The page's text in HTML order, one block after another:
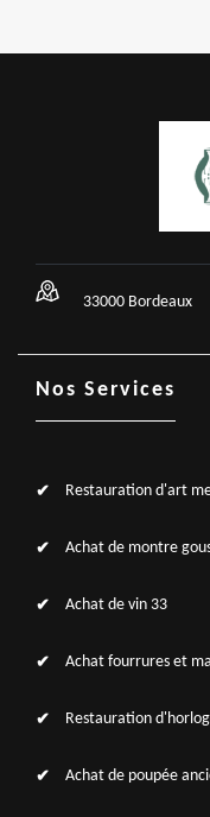
33000 Bordeaux
Nos Services
Restauration d'art
Achat de montre
Achat de vin 33
Achat fourrures et
Restauration
Achat de poupée